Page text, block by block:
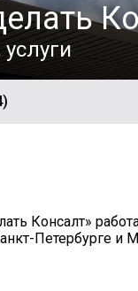
Консалт»
Петербурге и